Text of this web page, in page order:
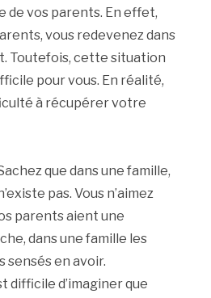
de vos parents. En effet,
vous redevenez dans
Toutefois, cette situation
pour vous. En réalité,
à récupérer votre
que dans une famille,
pas. Vous n’aimez
parents aient une
dans une famille les
sensés en avoir.
difficile d’imaginer que